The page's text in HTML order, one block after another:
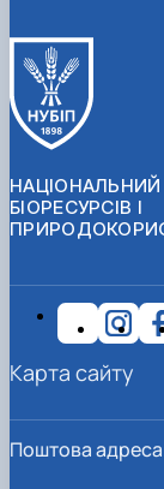
НАЦІОНАЛЬНИЙ
БІОРЕСУРСІВ І
Поштова адреса
Карта сайту